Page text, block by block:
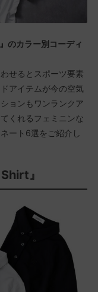
のカラー別コーディ
せるとスポーツ要素
アイテムが今の空気
ョンもワンランクア
くれるフェミニンな
ート6選をご紹介し
』